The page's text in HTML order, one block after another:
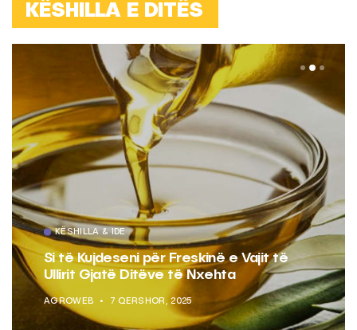
KËSHILLA E DITËS
KËSHILLA & IDE
Si të Kujdeseni për Freskinë e Vajit të
Ullirit Gjatë Ditëve të Nxehta
AGROWEB 7 QERSHOR, 2025